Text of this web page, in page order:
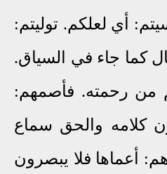
أي لعلكم. توليتم:
كما جاء في السياق.
من رحمته. فأصمهم:
كلامه والحق سماع
أعماها فلا يبصرون